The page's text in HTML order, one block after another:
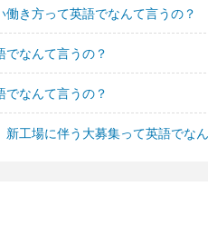
働き方って英語でなんて言うの？
なんて言うの？
なんて言うの？
新工場に伴う大募集って英語でな